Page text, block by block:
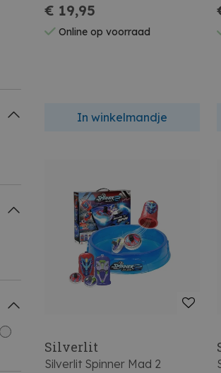
€ 19,95
Online op voorraad
In winkelmandje
Silverlit
Silverlit Spinner Mad 2